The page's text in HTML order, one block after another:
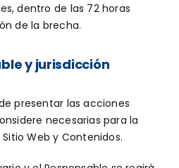
dentro de las 72 horas
de la brecha.
y jurisdicción
presentar las acciones
necesarias para la
Web y Contenidos.